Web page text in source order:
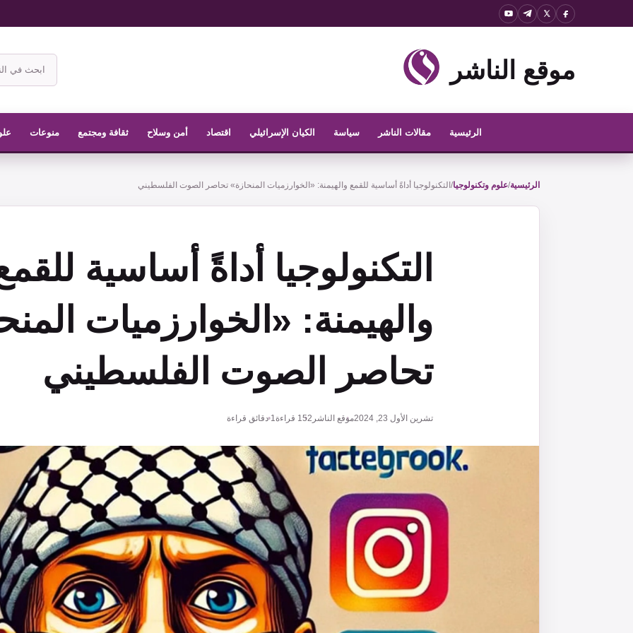
موقع الناشر
ابحث
في
الناشر
الرئيسية مقالات الناشر سياسة الكيان الإسرائيلي اقتصاد أمن وسلاح ثقافة ومجتمع منوعات
الرئيسية/علوم وتكنولوجيا/ التكنولوجيا أداةً أساسية للقمع والهيمنة: «الخوارزميات المنحازة» تحاصر الصوت الفلسطيني
التكنولوجيا أداةً أساسية
والهيمنة: «الخوارزميات
تحاصر الصوت الفلسطيني
تشرين الأول 23, 2024 موقع الناشر 152 قراءة1 دقائق قراءة